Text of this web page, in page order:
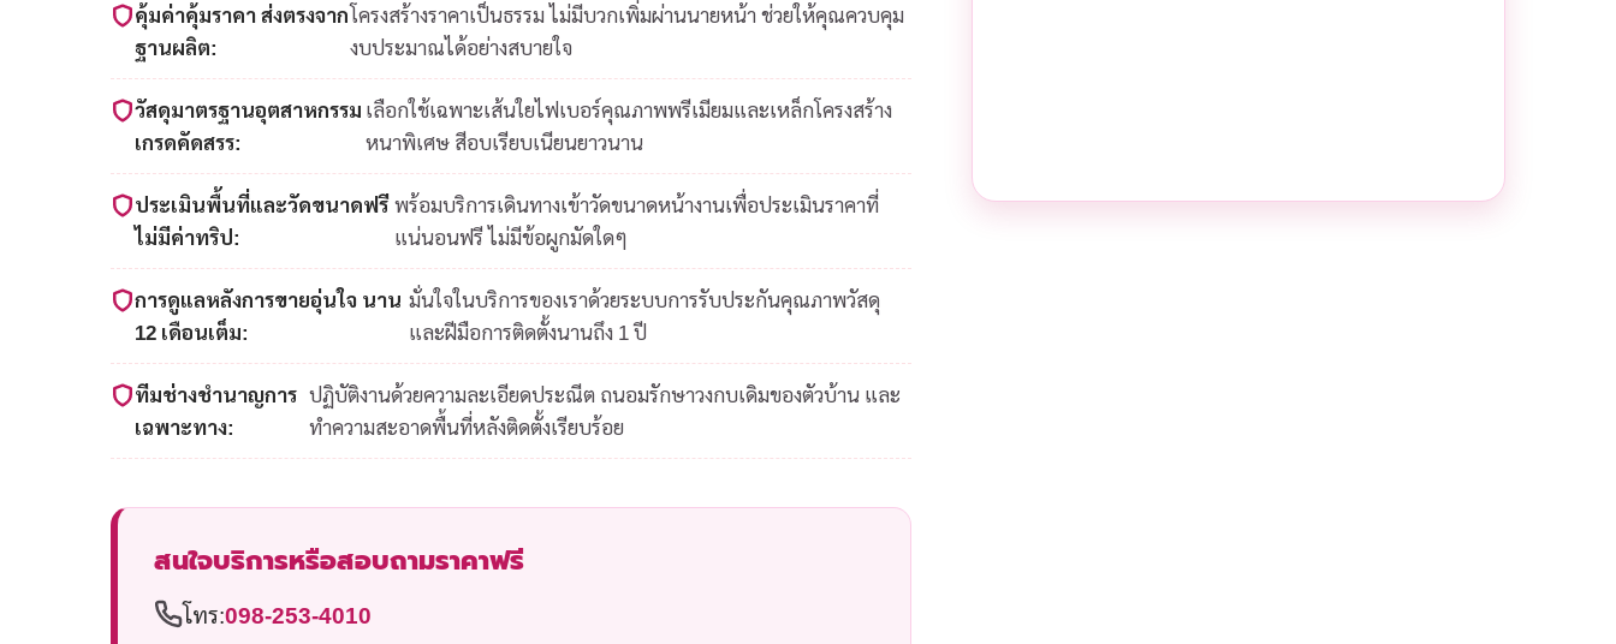
คุ้มค่าคุ้มราคา ส่งตรงจาก
ฐานผลิต:
โครงสร้างราคาเป็นธรรม ไม่มีบวกเพิ่มผ่านนายหน้า ช่วยให้คุณควบคุม
งบประมาณได้อย่างสบายใจ
วัสดุมาตรฐานอุตสาหกรรม
เกรดคัดสรร:
เลือกใช้เฉพาะเส้นใยไฟเบอร์คุณภาพพรีเมียมและเหล็กโครงสร้าง
หนาพิเศษ สีอบเรียบเนียนยาวนาน
ประเมินพื้นที่และวัดขนาดฟรี
ไม่มีค่าทริป:
พร้อมบริการเดินทางเข้าวัดขนาดหน้างานเพื่อประเมินราคาที่
แน่นอนฟรี ไม่มีข้อผูกมัดใดๆ
การดูแลหลังการขายอุ่นใจ นาน
12 เดือนเต็ม:
มั่นใจในบริการของเราด้วยระบบการรับประกันคุณภาพวัสดุ
และฝีมือการติดตั้งนานถึง 1 ปี
ทีมช่างชำนาญการ
เฉพาะทาง:
ปฏิบัติงานด้วยความละเอียดประณีต ถนอมรักษาวงกบเดิมของตัวบ้าน และ
ทำความสะอาดพื้นที่หลังติดตั้งเรียบร้อย
สนใจบริการหรือสอบถามราคาฟรี
โทร:098-253-4010